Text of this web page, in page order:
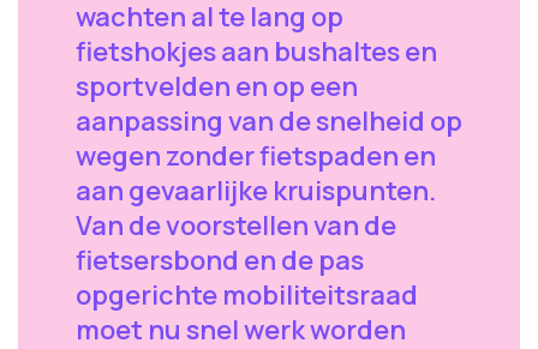
wachten al te lang op
fietshokjes aan bushaltes en
sportvelden en op een
aanpassing van de snelheid op
wegen zonder fietspaden en
aan gevaarlijke kruispunten.
Van de voorstellen van de
fietsersbond en de pas
opgerichte mobiliteitsraad
moet nu snel werk worden